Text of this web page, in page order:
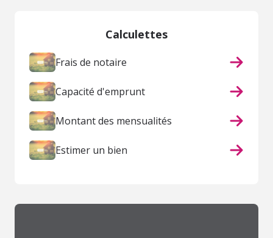
Calculettes
Frais de notaire
Capacité d'emprunt
Montant des mensualités
Estimer un bien